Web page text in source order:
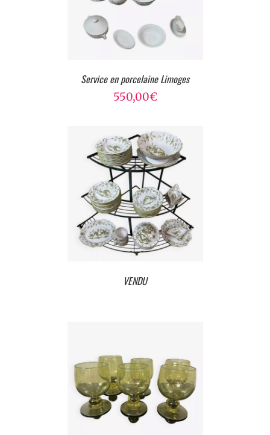
Service en porcelaine Limoges
550,00€
VENDU